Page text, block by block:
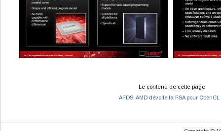
Le contenu de cette page
AFDS: AMD dévoile la FSA pour OpenCL